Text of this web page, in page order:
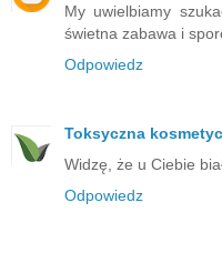
My uwielbiamy
świetna zabawa i
Odpowiedz
Toksyczna
Widzę, że u Ciebie
Odpowiedz